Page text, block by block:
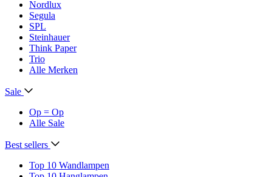
Nordlux
Segula
SPL
Steinhauer
Think Paper
Trio
Alle Merken
Sale
Op = Op
Alle Sale
Best sellers
Top 10 Wandlampen